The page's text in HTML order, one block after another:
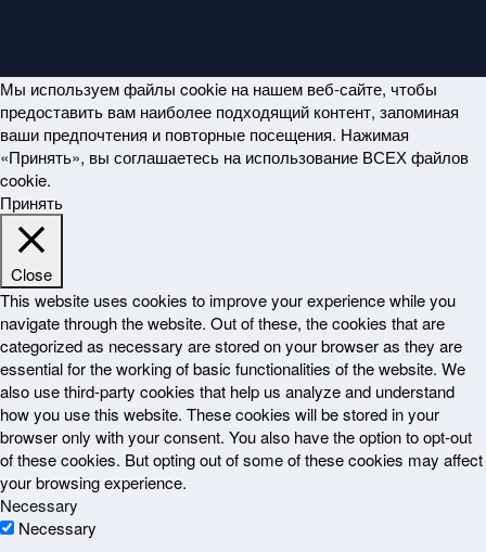
Мы используем файлы cookie на нашем веб-сайте, чтобы
предоставить вам наиболее подходящий контент, запоминая
ваши предпочтения и повторные посещения. Нажимая
«Принять», вы соглашаетесь на использование ВСЕХ файлов
cookie.
Принять
Close
This website uses cookies to improve your experience while you
navigate through the website. Out of these, the cookies that are
categorized as necessary are stored on your browser as they are
essential for the working of basic functionalities of the website. We
also use third-party cookies that help us analyze and understand
how you use this website. These cookies will be stored in your
browser only with your consent. You also have the option to opt-out
of these cookies. But opting out of some of these cookies may affect
your browsing experience.
Necessary
Necessary